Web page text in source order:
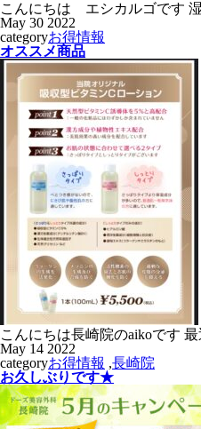
こんにちは エシカルゴです
May 30 2022
categoryお得情報
オススメ商品
こんにちは長崎院のaikoです
May 14 2022
categoryお得情報 ,長崎院
お久しぶりです★